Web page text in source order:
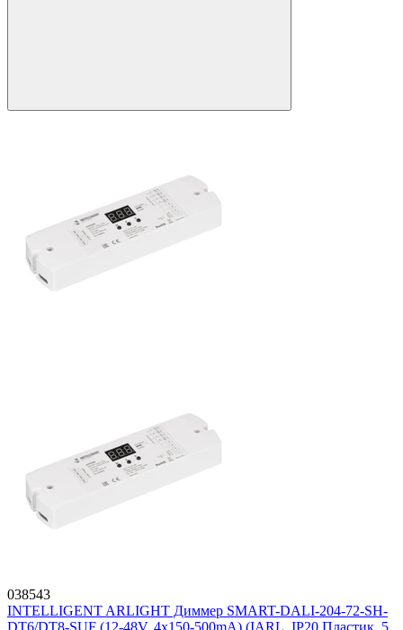
038543
INTELLIGENT ARLIGHT Диммер SMART-DALI-204-72-SH-